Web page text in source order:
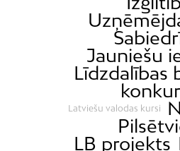
Jauniešu
Līdzdalības
Latviešu valodas kursi
LB projekts